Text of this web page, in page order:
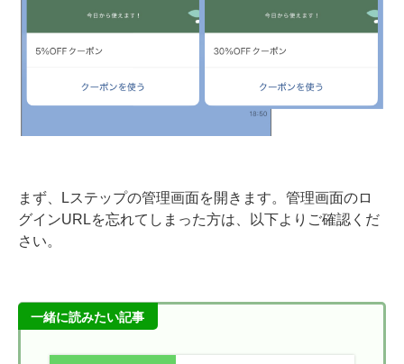
まず、Lステップの管理画面を開きます。管理画面のロ
グインURLを忘れてしまった方は、以下よりご確認くだ
さい。
一緒に読みたい記事